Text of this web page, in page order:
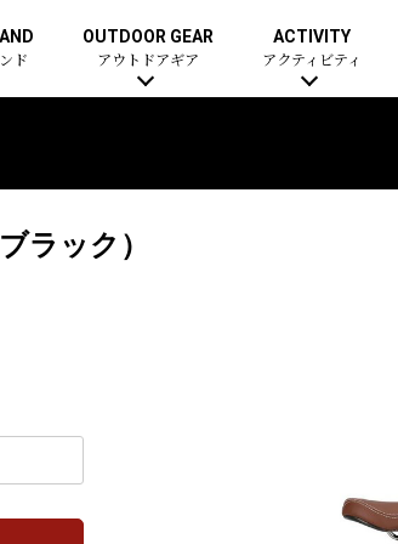
ド
OUTDOOR GEAR
アウトドアギア
ACTIVITY
アクティビティ
ラック）